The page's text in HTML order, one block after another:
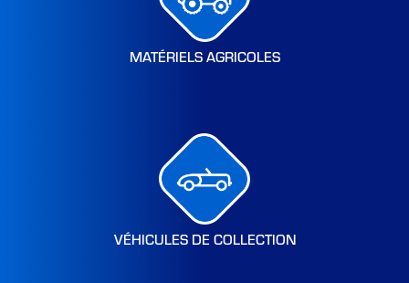
MATÉRIELS AGRICOLES
VÉHICULES DE COLLECTION